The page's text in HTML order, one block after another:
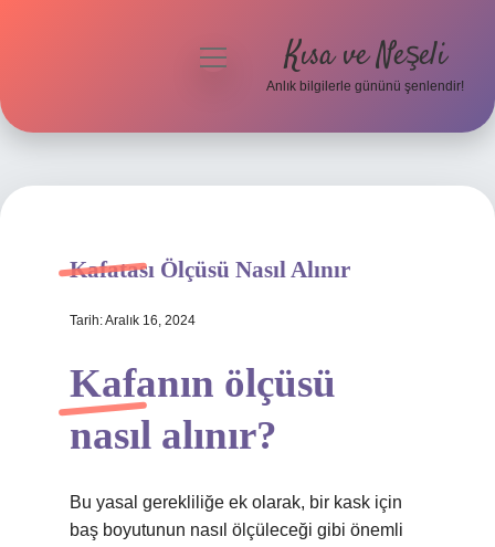
Hakkımızda
menüyü
Kısa ve Neşeli
Anlık bilgilerle gününü şenlendir!
Kafatası Ölçüsü Nasıl Alınır
Tarih: Aralık 16, 2024
Kafanın ölçüsü
nasıl alınır?
Bu yasal gerekliliğe ek olarak, bir kask için
baş boyutunun nasıl ölçüleceği gibi önemli